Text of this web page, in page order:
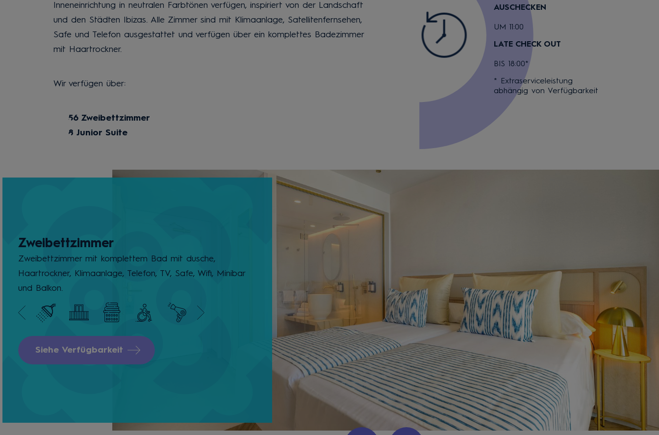
Inneneinrichtung in neutralen Farbtönen verfügen, inspiriert von der Landschaft
und den Städten Ibizas. Alle Zimmer sind mit Klimaanlage, Satellitenfernsehen,
Safe und Telefon ausgestattet und verfügen über ein komplettes Badezimmer
mit Haartrockner.
Wir verfügen über:
56 Zweibettzimmer
8 Junior Suite
AUSCHECKEN
UM 11:00
LATE CHECK OUT
BIS 18:00*
* Extraserviceleistung
abhängig von Verfügbarkeit
Zweibettzimmer
Zweibettzimmer mit komplettem Bad mit dusche,
Haartrockner, Klimaanlage, Telefon, TV, Safe, Wifi, Minibar
und Balkon.
Siehe Verfügbarkeit